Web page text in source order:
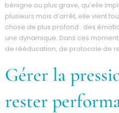
bénigne ou plus grave, qu’elle
plusieurs mois d’arrêt, elle vient
chose de plus profond : des
une dynamique. Dans ces
de rééducation, de protocole de
Gérer la
rester